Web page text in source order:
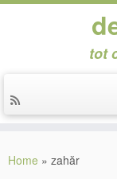
tot
Home » zahăr